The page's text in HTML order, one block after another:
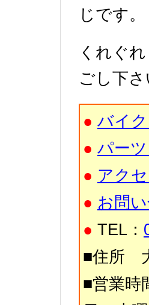
じです。
くれぐ
ごし下
● バイ
● パー
● アク
● お問
● TEL：
■住所
■営業時